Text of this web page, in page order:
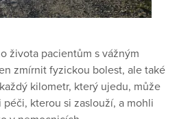
života pacientům s vážným
zmírnit fyzickou bolest, ale také
kilometr, který ujedu, může
kterou si zaslouží, a mohli